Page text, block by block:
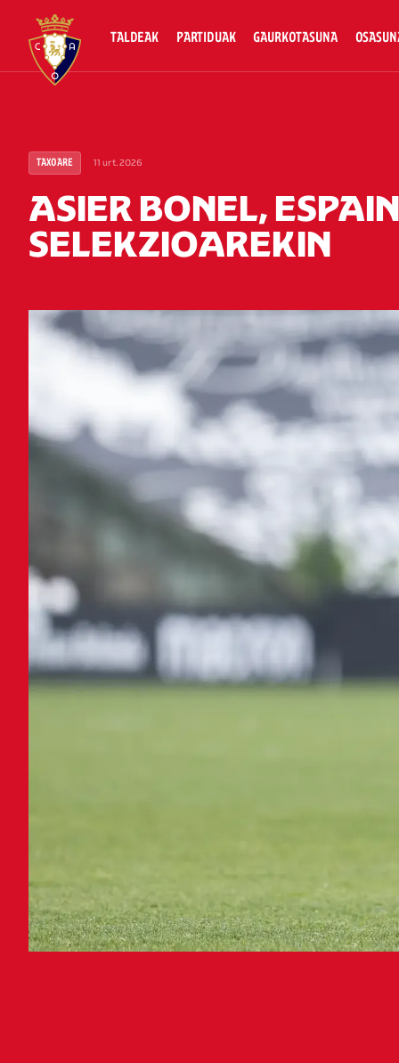
TALDEAK PARTIDUAK GAURKOTASUNA
TAXOARE 11 urt. 2026
ASIER BONEL,
SELEKZIOAREKIN